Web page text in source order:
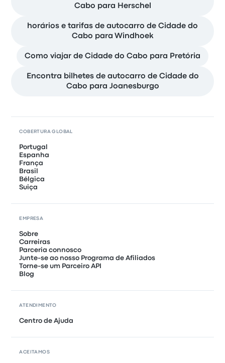
Cabo para Herschel
horários e tarifas de autocarro de Cidade do
Cabo para Windhoek
Como viajar de Cidade do Cabo para Pretória
Encontra bilhetes de autocarro de Cidade do
Cabo para Joanesburgo
COBERTURA GLOBAL
Portugal
Espanha
França
Brasil
Bélgica
Suiça
EMPRESA
Sobre
Carreiras
Parceria connosco
Junte-se ao nosso Programa de Afiliados
Torne-se um Parceiro API
Blog
ATENDIMENTO
Centro de Ajuda
ACEITAMOS